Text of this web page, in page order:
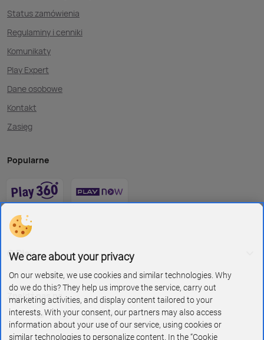
Status zamówienia
Regulaminy i cenniki
Komunikaty
Play Expert
Dane osobowe
Kontakt
Zasięg
Popularne
O Play
Znajdź nas na
We care about your privacy
On our website, we use cookies and similar technologies. Why
do we do this? They help us improve the service, carry out
marketing activities, and display content tailored to your
interests. With your consent, our partners may also access
information about your use of our service, using cookies or
similar technologies to personalize content. In the “Cookie